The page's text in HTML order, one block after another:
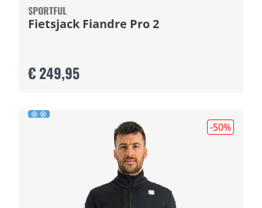
SPORTFUL
Fietsjack Fiandre Pro 2
€ 249,95
-50%